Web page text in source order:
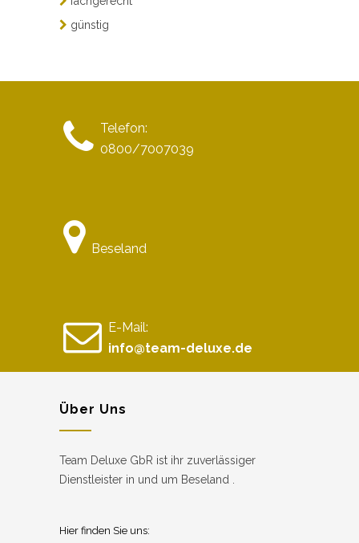
günstig
Telefon:
0800/7007039
Beseland
E-Mail:
info@team-deluxe.de
Über Uns
Team Deluxe GbR ist ihr zuverlässiger
Dienstleister in und um Beseland .
Hier finden Sie uns: